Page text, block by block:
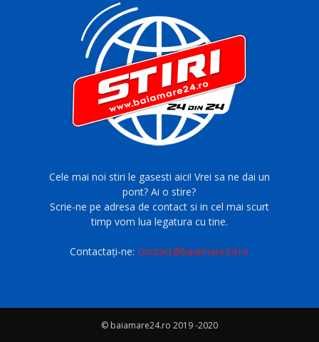
Cele mai noi stiri le gasesti aici! Vrei sa ne dai un
pont? Ai o stire?
Scrie-ne pe adresa de contact si in cel mai scurt
timp vom lua legatura cu tine.
Contactați-ne:contact@baiamare24.ro
© baiamare24.ro 2019 -2020